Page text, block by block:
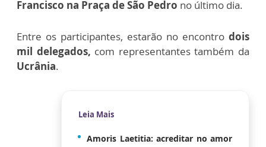
Francisco na Praça de São Pedro no último dia.
Entre os participantes, estarão no encontro dois
mil delegados, com representantes também da
Ucrânia.
Leia Mais
Amoris Laetitia: acreditar no amor